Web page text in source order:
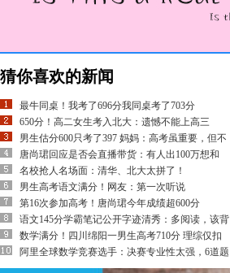
猜你喜欢的新闻
最牛同桌！我考了696分我同桌考了703分
650分！高二女生考入北大：遗憾不能上高三
男生估分600只考了397 妈妈：高考虽重要，但不
唐尚珺回应是否会直播带货：有人出100万想和
名校抢人名场面：清华、北大太拼了！
男生高考语文满分！网友：第一次听说
第16次参加高考！唐尚珺今年成绩超600分
语文145分学霸笔记公开字迹清秀：多阅读，该背
数学满分！四川绵阳一男生高考710分 理综仅扣
阿里全球数学竞赛选手：决赛专业性太强，6道题